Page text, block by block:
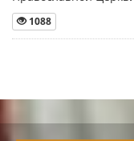
1088